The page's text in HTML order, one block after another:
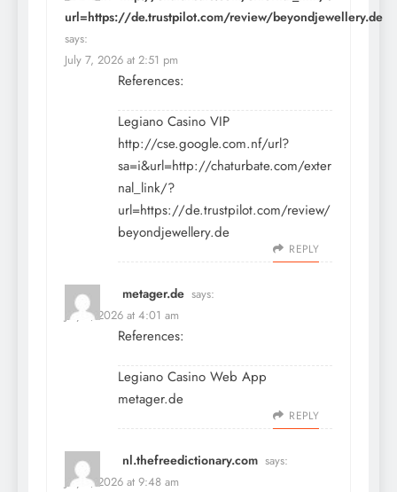
url=https://de.trustpilot.com/review/beyondjewellery.de
says:
July 7, 2026 at 2:51 pm
References:
Legiano Casino VIP
http://cse.google.com.nf/url?
sa=i&url=http://chaturbate.com/exter
nal_link/?
url=https://de.trustpilot.com/review/
beyondjewellery.de
REPLY
metager.de says:
July 9, 2026 at 4:01 am
References:
Legiano Casino Web App
metager.de
REPLY
nl.thefreedictionary.com says:
July 9, 2026 at 9:48 am